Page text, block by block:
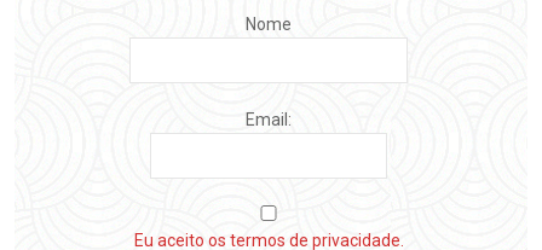
Nome
Email:
Eu aceito os termos de privacidade.